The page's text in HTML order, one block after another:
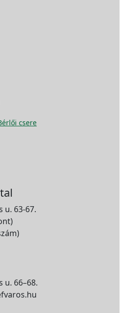
csere
u. 63-67.
u. 66–68.